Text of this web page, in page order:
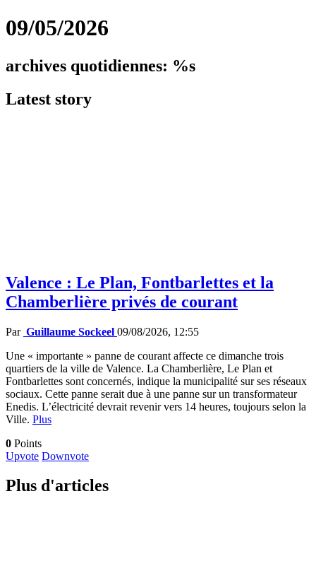
09/05/2026
archives quotidiennes: %s
Latest story
Valence : Le Plan, Fontbarlettes et la
Chamberlière privés de courant
Par Guillaume Sockeel 09/08/2026, 12:55
Une « importante » panne de courant affecte ce dimanche trois
quartiers de la ville de Valence. La Chamberlière, Le Plan et
Fontbarlettes sont concernés, indique la municipalité sur ses réseaux
sociaux. Cette panne serait due à une panne sur un transformateur
Enedis. L’électricité devrait revenir vers 14 heures, toujours selon la
Ville. Plus
0 Points
Upvote Downvote
Plus d'articles